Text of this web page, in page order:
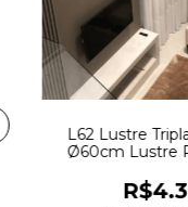
L62 Lustre
Ø60cm Lustre